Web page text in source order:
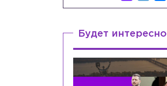
Будет интересно